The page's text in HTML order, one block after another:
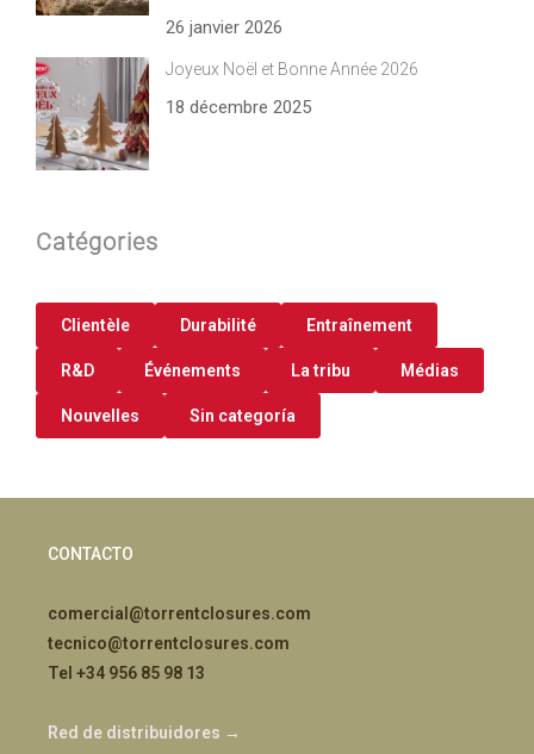
26 janvier 2026
Joyeux Noël et Bonne Année 2026
18 décembre 2025
Catégories
Clientèle Durabilité Entraînement
R&D Événements La tribu Médias
Nouvelles Sin categoría
CONTACTO
comercial@torrentclosures.com
tecnico@torrentclosures.com
Tel +34 956 85 98 13
Red de distribuidores →